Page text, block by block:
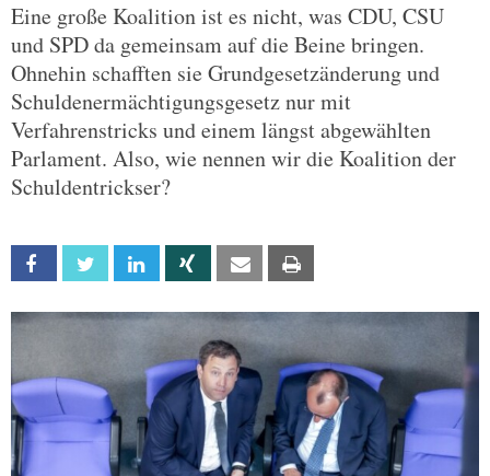
Eine große Koalition ist es nicht, was CDU, CSU
und SPD da gemeinsam auf die Beine bringen.
Ohnehin schafften sie Grundgesetzänderung und
Schuldenermächtigungsgesetz nur mit
Verfahrenstricks und einem längst abgewählten
Parlament. Also, wie nennen wir die Koalition der
Schuldentrickser?
Facebook Twitter Linkedin Xing Email